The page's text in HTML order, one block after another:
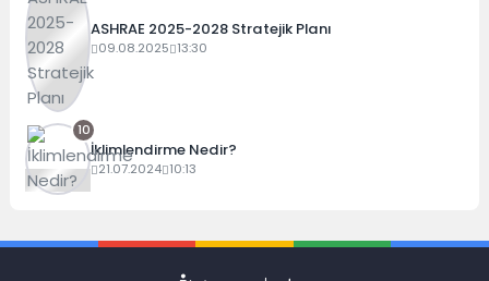
ASHRAE 2025-2028 Stratejik Planı
09.08.2025 13:30
10
İklimlendirme Nedir?
21.07.2024 10:13